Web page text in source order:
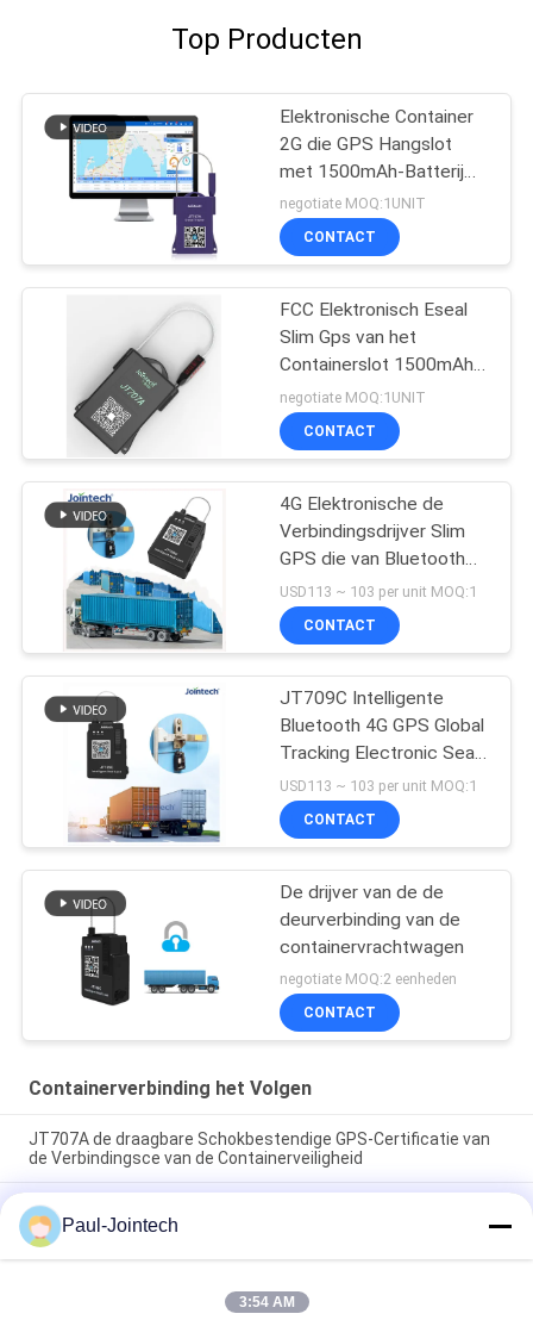
Top Producten
Elektronische Container
2G die GPS Hangslot
met 1500mAh-Batterij
volgen
negotiate MOQ:1UNIT
CONTACT
FCC Elektronisch Eseal
Slim Gps van het
Containerslot 1500mAh
Elektronisch
Verbindingsslot
negotiate MOQ:1UNIT
CONTACT
4G Elektronische de
Verbindingsdrijver Slim
GPS die van Bluetooth
Jointech JT709C volgen
USD113 ~ 103 per unit MOQ:1
CONTACT
JT709C Intelligente
Bluetooth 4G GPS Global
Tracking Electronic Seal
Tracker
USD113 ~ 103 per unit MOQ:1
CONTACT
De drijver van de de
deurverbinding van de
containervrachtwagen
negotiate MOQ:2 eenheden
CONTACT
Containerverbinding het Volgen
JT707A de draagbare Schokbestendige GPS-Certificatie van
de Verbindingsce van de Containerveiligheid
Van de Activagps van het magneethangslot de Drijvers4g
Container die van de Elektronische Verbinding van GPS de
plaats bepalen
De slimme Container die van de Hangslotenvrachtwagens van
GPS Elektronische het Digitale Slot van de
Paul-Jointech
3:54 AM